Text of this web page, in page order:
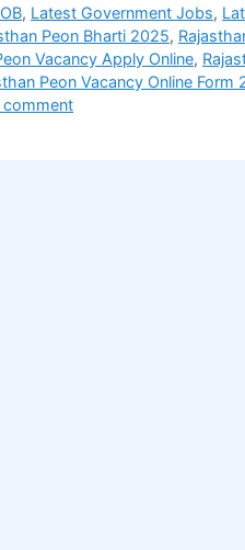
, Latest Government Jobs,
Peon Bharti 2025,
Vacancy Apply Online,
Peon Vacancy Online Form
comment